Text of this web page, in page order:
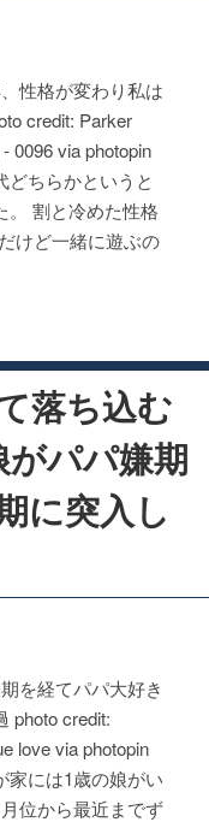
性格が変わり私は
credit: Parker
0096 via photopin
どちらかというと
。 割と冷めた性格
けど一緒に遊ぶの
落ち込む
パパ嫌期
に突入し
を経てパパ大好き
photo credit:
love via photopin
家には1歳の娘がい
位から最近までず